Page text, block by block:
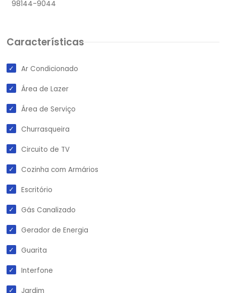
Características
Ar Condicionado
Área de Lazer
Área de Serviço
Churrasqueira
Circuito de TV
Cozinha com Armários
Escritório
Gás Canalizado
Gerador de Energia
Guarita
Interfone
Jardim